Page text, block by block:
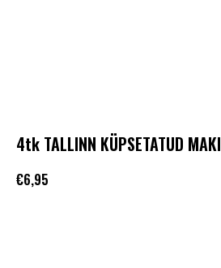
4tk TALLINN KÜPSETATUD MAKI
€6,95